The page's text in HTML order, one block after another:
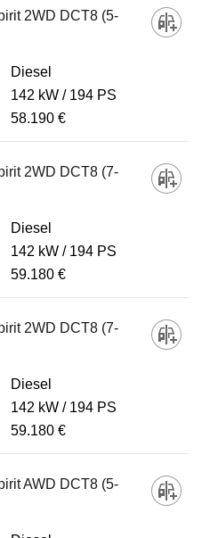
2WD DCT8 (5-
Diesel
142 kW
194 PS
58.190 €
2WD DCT8 (7-
Diesel
142 kW
194 PS
59.180 €
2WD DCT8 (7-
Diesel
142 kW
194 PS
59.180 €
AWD DCT8 (5-